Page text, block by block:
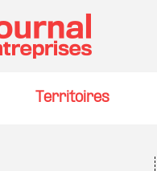
Territoires